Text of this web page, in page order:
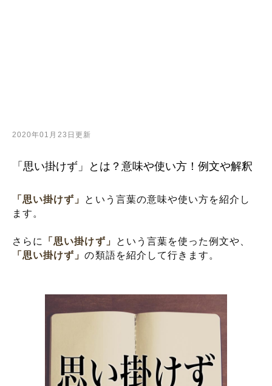
2020年01月23日更新
「思い掛けず」とは？意味や使い方！例文や解釈
「思い掛けず」 という言葉の意味や使い方を紹介し
ます。
さらに 「思い掛けず」
という言葉を使った例文や、
「思い掛けず」の類語を紹介して行きます。